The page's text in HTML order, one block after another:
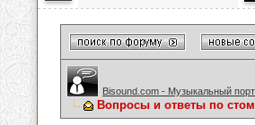
Bisound.com - Музыкальный
Вопросы и ответы по